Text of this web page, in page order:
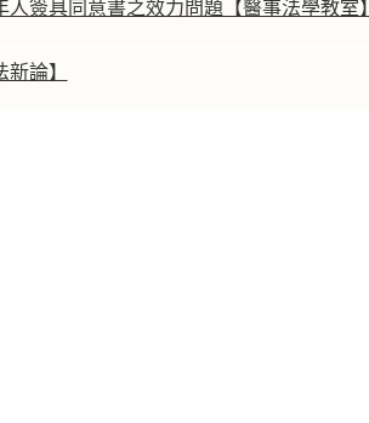
簽具同意書之效力問題【醫事法學教室】
論】